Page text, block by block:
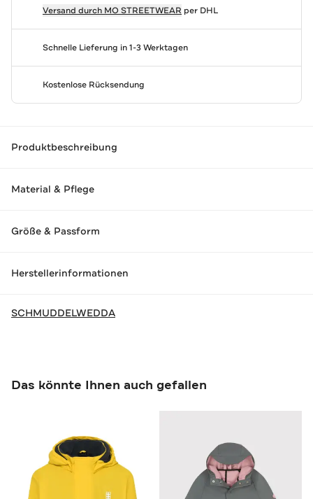
Versand durch MO STREETWEAR per DHL
Schnelle Lieferung in 1-3 Werktagen
Kostenlose Rücksendung
Produktbeschreibung
Material & Pflege
Größe & Passform
Herstellerinformationen
SCHMUDDELWEDDA
Das könnte Ihnen auch gefallen